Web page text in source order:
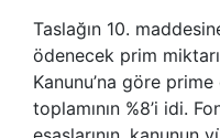
Taslağın 10.
ödenecek prim
Kanunu’na göre
toplamının %8’i idi.